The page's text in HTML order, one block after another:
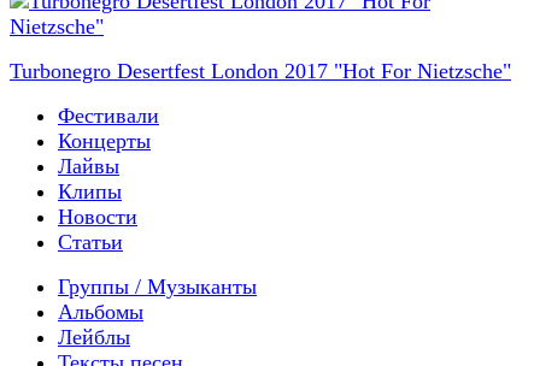
Turbonegro Desertfest London 2017 "Hot For Nietzsche"
Фестивали
Концерты
Лайвы
Клипы
Новости
Статьи
Группы / Музыканты
Альбомы
Лейблы